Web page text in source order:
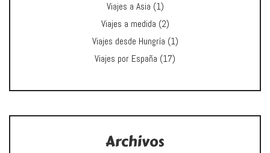
Viajes a Asia (1)
Viajes a medida (2)
Viajes desde Hungría (1)
Viajes por España (17)
Archivos